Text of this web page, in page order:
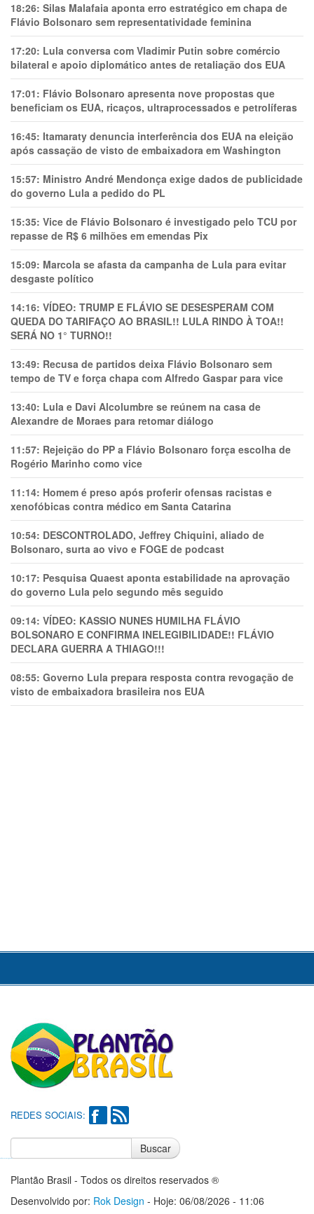
18:26: Silas Malafaia aponta erro estratégico em chapa de
Flávio Bolsonaro sem representatividade feminina
17:20: Lula conversa com Vladimir Putin sobre comércio
bilateral e apoio diplomático antes de retaliação dos EUA
17:01: Flávio Bolsonaro apresenta nove propostas que
beneficiam os EUA, ricaços, ultraprocessados e petrolíferas
16:45: Itamaraty denuncia interferência dos EUA na eleição
após cassação de visto de embaixadora em Washington
15:57: Ministro André Mendonça exige dados de publicidade
do governo Lula a pedido do PL
15:35: Vice de Flávio Bolsonaro é investigado pelo TCU por
repasse de R$ 6 milhões em emendas Pix
15:09: Marcola se afasta da campanha de Lula para evitar
desgaste político
14:16: VÍDEO: TRUMP E FLÁVIO SE DESESPERAM COM
QUEDA DO TARIFAÇO AO BRASIL!! LULA RINDO À TOA!!
SERÁ NO 1° TURNO!!
13:49: Recusa de partidos deixa Flávio Bolsonaro sem
tempo de TV e força chapa com Alfredo Gaspar para vice
13:40: Lula e Davi Alcolumbre se reúnem na casa de
Alexandre de Moraes para retomar diálogo
11:57: Rejeição do PP a Flávio Bolsonaro força escolha de
Rogério Marinho como vice
11:14: Homem é preso após proferir ofensas racistas e
xenofóbicas contra médico em Santa Catarina
10:54: DESCONTROLADO, Jeffrey Chiquini, aliado de
Bolsonaro, surta ao vivo e FOGE de podcast
10:17: Pesquisa Quaest aponta estabilidade na aprovação
do governo Lula pelo segundo mês seguido
09:14: VÍDEO: KASSIO NUNES HUMlLHA FLÁVIO
BOLSONARO E CONFIRMA INELEGIBILIDADE!! FLÁVIO
DECLARA GUERRA A THIAGO!!!
08:55: Governo Lula prepara resposta contra revogação de
visto de embaixadora brasileira nos EUA
REDES SOCIAIS:
Buscar
Plantão Brasil - Todos os direitos reservados ®
Desenvolvido por: Rok Design - Hoje: 06/08/2026 - 11:06